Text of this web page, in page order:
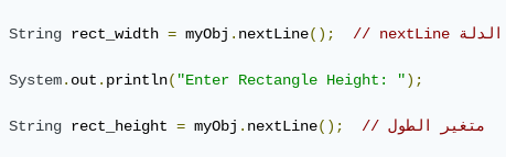
String rect_width = myObj . nextLine();
System. out . println( "Enter Rectangle Height: ");
String rect_height = myObj . nextLine(); // متغير الطول